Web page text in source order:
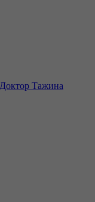
Доктор Тажина